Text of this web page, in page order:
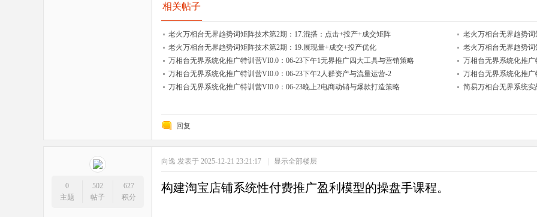
相关帖子
老火万相台无界趋势词矩阵技术第2期：17.混搭：点击+投产+成交矩阵
老火万相台无界趋势词
老火万相台无界趋势词矩阵技术第2期：19.展现量+成交+投产优化
老火万相台无界趋势
万相台无界系统化推广特训营VI0.0：06-23下午1无界推广四大工具与营销策略
万相台无界系统化推
万相台无界系统化推广特训营VI0.0：06-23下午2人群资产与流量运营-2
万相台无界系统化推
万相台无界系统化推广特训营VI0.0：06-23晚上2电商动销与爆款打造策略
简易万相台无界系统
回复
0
主题
502
帖子
627
积分
向逸 发表于 2025-12-21 23:21:17 | 显示全部楼层
构建淘宝店铺系统性付费推广盈利模型的操盘手课程。